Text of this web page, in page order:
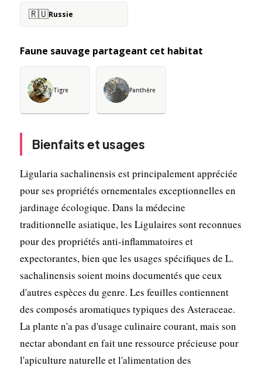
🇷🇺Russie
Faune sauvage partageant cet habitat
Tigre Panthère
Bienfaits et usages
Ligularia sachalinensis est principalement appréciée
pour ses propriétés ornementales exceptionnelles en
jardinage écologique. Dans la médecine
traditionnelle asiatique, les Ligulaires sont reconnues
pour des propriétés anti-inflammatoires et
expectorantes, bien que les usages spécifiques de L.
sachalinensis soient moins documentés que ceux
d'autres espèces du genre. Les feuilles contiennent
des composés aromatiques typiques des Asteraceae.
La plante n'a pas d'usage culinaire courant, mais son
nectar abondant en fait une ressource précieuse pour
l'apiculture naturelle et l'alimentation des